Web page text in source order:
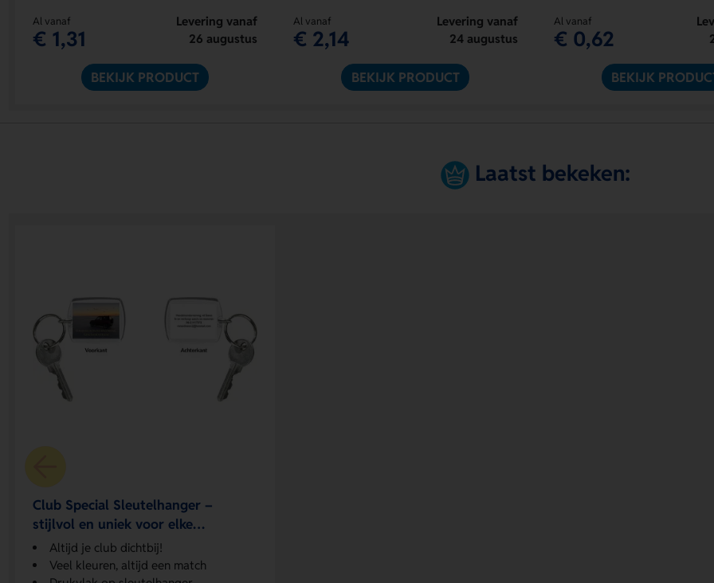
Al vanaf
€ 1,31
Levering vanaf
26 augustus
BEKIJK PRODUCT
Al vanaf
€ 2,14
Levering vanaf
24 augustus
BEKIJK PRODUCT
Al vanaf
€ 0,62
BEKIJK
Laatst bekeken:
Club Special Sleutelhanger –
stijlvol en uniek voor elke
sleutelbos
Altijd je club dichtbij!
Veel kleuren, altijd een match